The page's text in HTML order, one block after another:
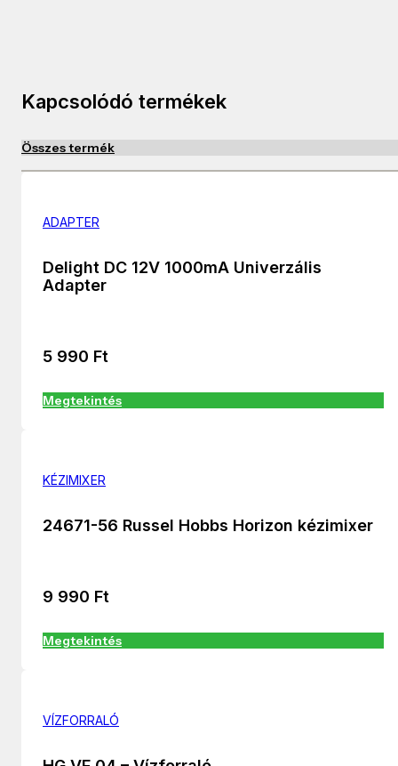
Kapcsolódó termékek
Összes termék
ADAPTER
Delight DC 12V 1000mA Univerzális
Adapter
5 990 Ft
Megtekintés
KÉZIMIXER
24671-56 Russel Hobbs Horizon kézimixer
9 990 Ft
Megtekintés
VÍZFORRALÓ